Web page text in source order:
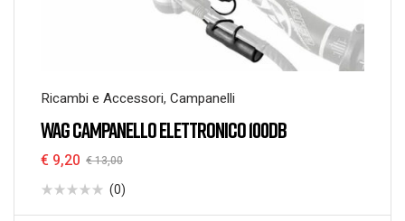
Ricambi e Accessori, Campanelli
WAG CAMPANELLO ELETTRONICO 100DB
€13,00
€ 9,20
(0)